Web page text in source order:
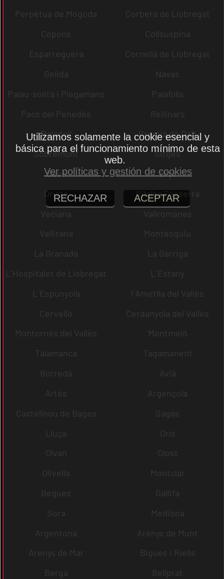
Perpètua de Mogoda
Corbera de Llobregat
Copons
Collsuspina
Esparreguera
Cornellà de Llobregat
Gelida
Navas
Palau-solità i Plegamans
Palafolls
Pacs del Penedès
Rellinars
Rajadell
Premià de Dalt
Sobremunt
Sitges
Seva
Orpí
Oristà
Vilalba Sasserra
Veciana
Vallromanes
Vallirana
Montesquiu
La Granada
La Garriga
L´Hospitalet de Llobregat
L´Estany
L´Espunyola
l´Ametlla del Vallès
Cervelló
Cerdanyola del Vallès
Montornès del Vallès
Montmeló
Talamanca
Tagamanent
Borredà
Avià
Artés
Argençola
Castellnou de Bages
Sagàs
Lluçà
Orís
Olvan
Olost
Olivella
Montclar
Begues
Gallifa
Sora
Mediona
Argentona
Arenys de Munt
Arenys de Mar
Bigues i Riells
Berga
Bellprat
Utilizamos solamente la cookie esencial y
básica para el funcionamiento mínimo de esta
web.
Ver políticas y gestión de cookies
RECHAZAR ACEPTAR